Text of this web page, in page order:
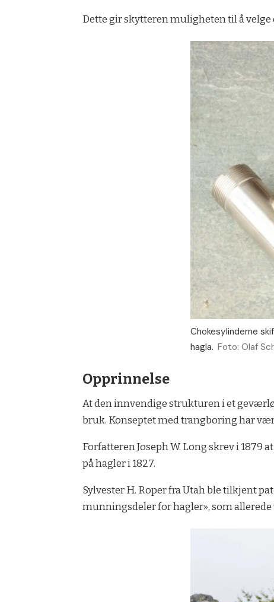
Dette gir skytteren muligheten til å
Chokesylinderne
hagla. Foto: Olaf
Opprinnelse
At den innvendige strukturen i et
bruk. Konseptet med trangboring har
Forfatteren Joseph W. Long skrev i 1879
på hagler i 1827.
Sylvester H. Roper fra Utah ble tilkjent
munningsdeler for hagler», som allerede